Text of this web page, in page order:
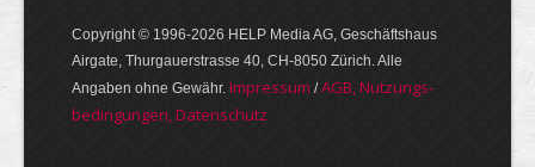
Copyright © 1996-2026 HELP Media AG, Geschäftshaus
Airgate, Thurgauer­strasse 40, CH-8050 Zürich. Alle
Angaben ohne Gewähr. Im­pres­sum /AGB, Nut­zungs­
bedin­gungen, Daten­schutz